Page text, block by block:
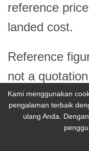
Kami menggunakan
pengalaman terbaik
ulang Anda.
reference
landed cost.
Reference
not a
price report →
© 2026